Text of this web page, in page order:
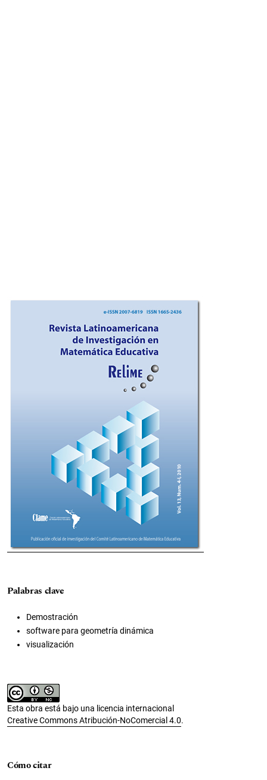
Imagen de portada
Palabras clave
Demostración
software para geometría dinámica
visualización
Esta obra está bajo una licencia internacional
Creative Commons Atribución-NoComercial 4.0.
Cómo citar